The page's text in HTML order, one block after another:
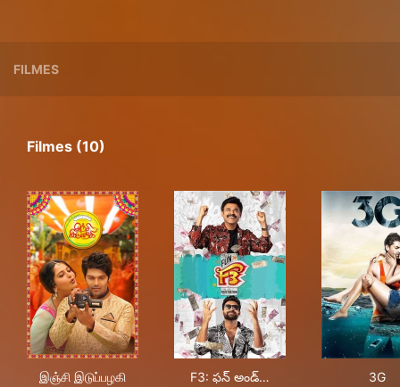
FILMES
Filmes (10)
இஞ்சி இடுப்பழகி
F3: ఫన్ అండ్…
3G